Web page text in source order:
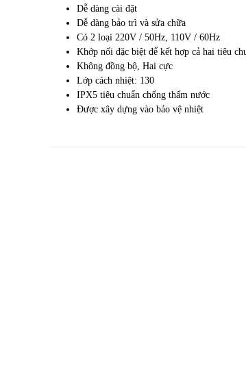
Dễ dàng cài đặt
Dễ dàng bảo trì và sửa chữa
Có 2 loại 220V / 50Hz 110V / 60Hz
Khớp nối đặc biệt để kết hợp cả hai tiêu
Không đồng bộ Hai cực
Lớp cách nhiệt: 130
IPX5 tiêu chuẩn chống thấm nước
Được xây dựng vào bảo vệ nhiệt